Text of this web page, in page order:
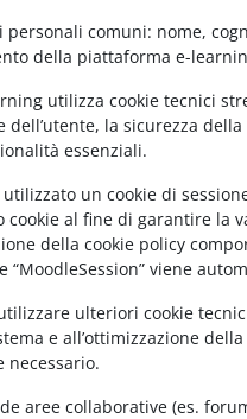
comuni: nome,
della piattaforma e-
utilizza cookie tecnici
dell’utente, la sicurezza
essenziali.
un cookie di
cookie al fine di garantire la
della cookie policy
“MoodleSession” viene
ulteriori cookie
e all’ottimizzazione
necessario.
aree collaborative (es.